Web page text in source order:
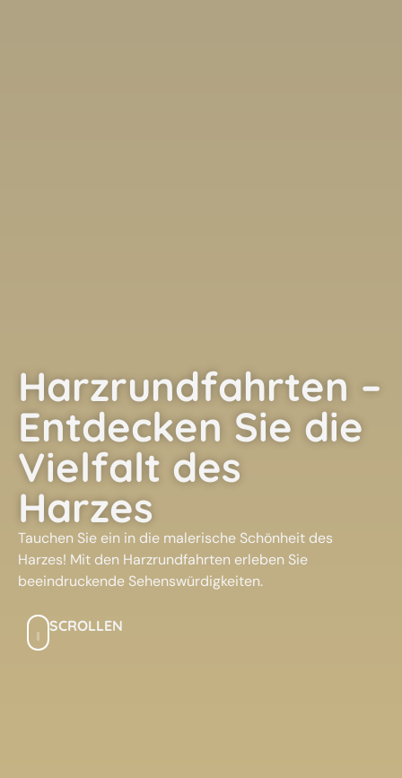
Harzrundfahrten –
Entdecken Sie die
Vielfalt des
Harzes
Tauchen Sie ein in die malerische Schönheit des
Harzes! Mit den Harzrundfahrten erleben Sie
beeindruckende Sehenswürdigkeiten.
SCROLLEN